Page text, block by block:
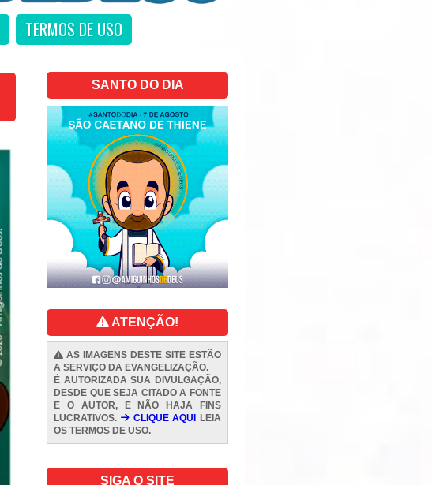
TERMOS DE USO
SANTO DO DIA
ATENÇÃO!
AS IMAGENS DESTE SITE ESTÃO
A SERVIÇO DA EVANGELIZAÇÃO.
É AUTORIZADA SUA DIVULGAÇÃO,
DESDE QUE SEJA CITADO A FONTE
E O AUTOR, E NÃO HAJA FINS
LUCRATIVOS.
CLIQUE AQUI
LEIA
OS TERMOS DE USO.
SIGA O SITE